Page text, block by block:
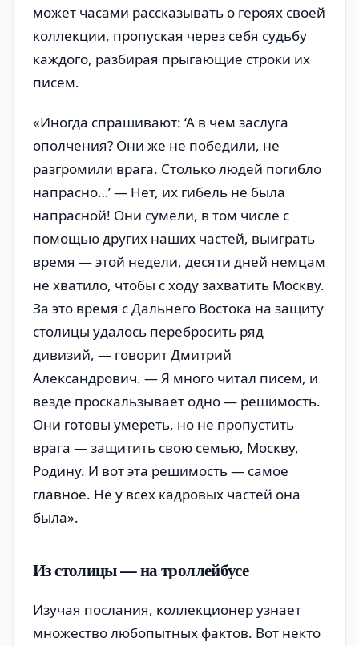
может часами рассказывать о героях своей
коллекции, пропуская через себя судьбу
каждого, разбирая прыгающие строки их
писем.
«Иногда спрашивают: ‘А в чем заслуга
ополчения? Они же не победили, не
разгромили врага. Столько людей погибло
напрасно…’ — Нет, их гибель не была
напрасной! Они сумели, в том числе с
помощью других наших частей, выиграть
время — этой недели, десяти дней немцам
не хватило, чтобы с ходу захватить Москву.
За это время с Дальнего Востока на защиту
столицы удалось перебросить ряд
дивизий, — говорит Дмитрий
Александрович. — Я много читал писем, и
везде проскальзывает одно — решимость.
Они готовы умереть, но не пропустить
врага — защитить свою семью, Москву,
Родину. И вот эта решимость — самое
главное. Не у всех кадровых частей она
была».
Из столицы — на троллейбусе
Изучая послания, коллекционер узнает
множество любопытных фактов. Вот некто